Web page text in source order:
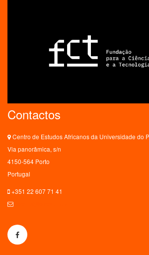
Contactos
Centro de Estudos Africanos da Universidade do
Via panorâmica, s/n
4150-564 Porto
Portugal
+351 22 607 71 41